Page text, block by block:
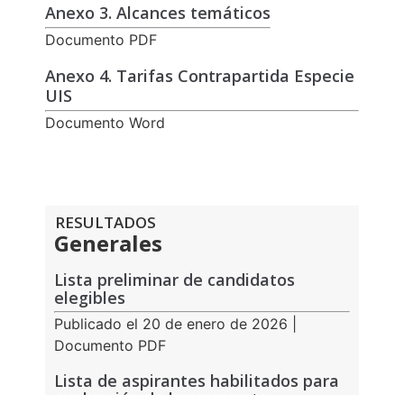
Anexo 3. Alcances temáticos
Documento PDF
Anexo 4. Tarifas Contrapartida Especie
UIS
Documento Word
RESULTADOS
Generales
Lista preliminar de candidatos
elegibles
Publicado el 20 de enero de 2026 |
Documento PDF
Lista de aspirantes habilitados para